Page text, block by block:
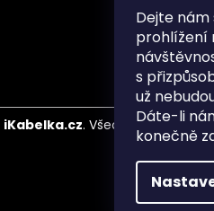
Dejte
prohlížení
s
už
Dáte-li
konečně
iKabelka.cz. Všechna práva